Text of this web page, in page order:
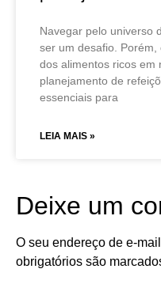
Navegar pelo universo
ser um desafio.
dos alimentos ricos em
planejamento de
essenciais para
LEIA MAIS »
Deixe um
O seu endereço de e-
obrigatórios são